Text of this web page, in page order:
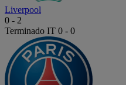
Liverpool
0 - 2
Terminado IT 0 - 0